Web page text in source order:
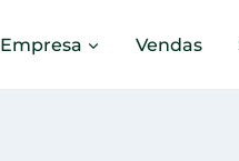
Empresa Vendas